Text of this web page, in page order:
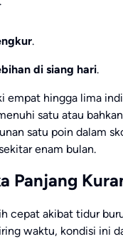
.
di siang hari.
empat hingga lima
satu atau
satu poin dalam
enam bulan.
Panjang
cepat akibat tidur
waktu, kondisi ini